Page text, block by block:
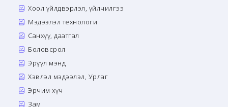
Хоол үйлдвэрлэл, үйлчилгээ
Мэдээлэл технологи
Санхүү, даатгал
Боловсрол
Эрүүл мэнд
Хэвлэл мэдээлэл, Урлаг
Эрчим хүч
Зам